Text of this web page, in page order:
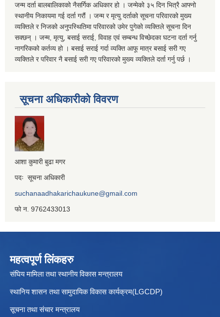
जन्म दर्ता बालबालिकाको नैसर्गिक अधिकार हो । जन्मेको ३५ दिन भित्रै आफ्नो
स्थानीय निकायमा गई दर्ता गरौं । जन्म र मृत्यु दर्ताको सूचना परिवारको मुख्य
व्यक्तिले र निजको अनुपस्थितिमा परिवारको उमेर पुगेको व्यक्तिले सूचना दिन
सक्छन् । जन्म, मृत्यु, बसाई सराई, विवाह एवं सम्बन्ध विच्छेदका घटना दर्ता गर्नु
नागरिकको कर्तव्य हो । बसाई सराई गर्दा व्यक्ति आफू मात्र बसाई सरी गए
व्यक्तिले र परिवार नै बसाई सरी गए परिवारको मुख्य व्यक्तिले दर्ता गर्नु पर्छ ।
सूचना अधिकारीको विवरण
आशा कुमारी बुढा मगर
पदः सूचना अधिकारी
suchanaadhakarichaukune@gmail.com
फो न. 9762433013
महत्वपूर्ण लिंकहरु
संघिय मामिला तथा स्थानीय विकास मन्त्रालय
स्थानिय शासन तथा सामुदायिक विकास कार्यक्रम(LGCDP)
सूचना तथा संचार मन्त्रालय